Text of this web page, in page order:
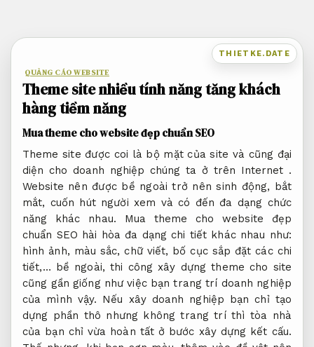
THIETKE.DATE
QUẢNG CÁO WEBSITE
Theme site nhiều tính năng tăng khách
hàng tiềm năng
Mua theme cho website đẹp chuẩn SEO
Theme site được coi là bộ mặt của site và cũng đại
diện cho doanh nghiệp chúng ta ở trên Internet .
Website nên được bề ngoài trở nên sinh động, bắt
mắt, cuốn hút người xem và có đến đa dạng chức
năng khác nhau. Mua theme cho website đẹp
chuẩn SEO hài hòa đa dạng chi tiết khác nhau như:
hình ảnh, màu sắc, chữ viết, bố cục sắp đặt các chi
tiết,… bề ngoài, thi công xây dựng theme cho site
cũng gần giống như việc bạn trang trí doanh nghiệp
của mình vậy. Nếu xây doanh nghiệp bạn chỉ tạo
dựng phần thô nhưng không trang trí thì tòa nhà
của bạn chỉ vừa hoàn tất ở bước xây dựng kết cấu.